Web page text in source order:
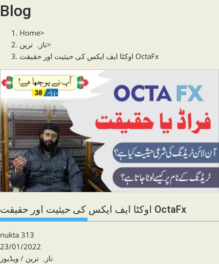
search
this
website
Blog
Home>
تازہ ترین>
اوکٹا ایف ایکس کی حیثیت اور حقیقت OctaFx
اوکٹا ایف ایکس کی حیثیت اور حقیقت OctaFx
Post
author:
nukta 313
Post
published:
23/01/2022
Post
تازہ ترین / ویڈیوز